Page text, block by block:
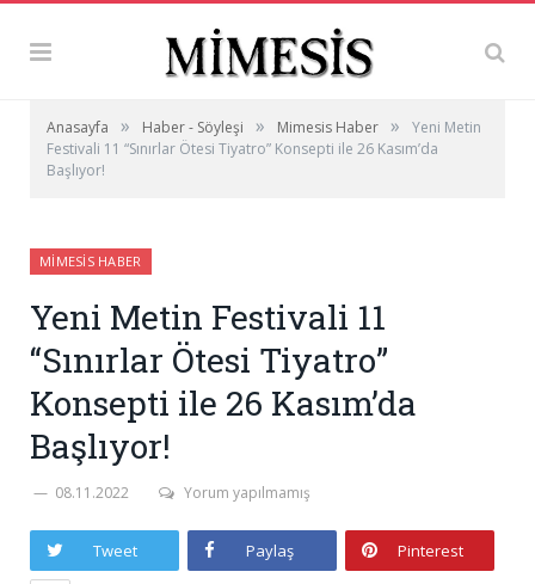
Anasayfa » Haber - Söyleşi » Mimesis Haber »
Yeni Metin
Festivali 11 “Sınırlar Ötesi Tiyatro” Konsepti ile 26 Kasım’da
Başlıyor!
MIMESIS HABER
Yeni Metin Festivali 11
“Sınırlar Ötesi Tiyatro”
Konsepti ile 26 Kasım’da
Başlıyor!
08.11.2022 Yorum yapılmamış
Tweet Paylaş Pinterest